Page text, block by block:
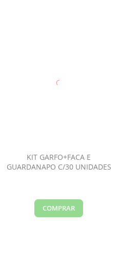
KIT GARFO+FACA E
GUARDANAPO C/30 UNIDADES
COMPRAR